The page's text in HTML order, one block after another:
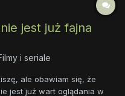
jest już fajna
i seriale
ale obawiam się, że
jest już wart oglądania w